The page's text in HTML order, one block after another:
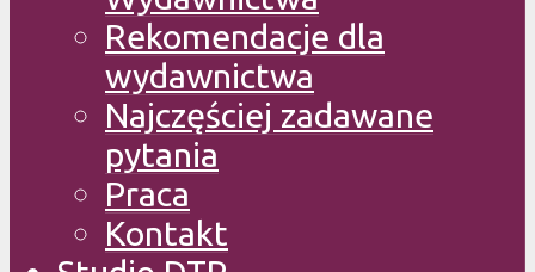
Rekomendacje dla
wydawnictwa
Najczęściej zadawane
pytania
Praca
Kontakt